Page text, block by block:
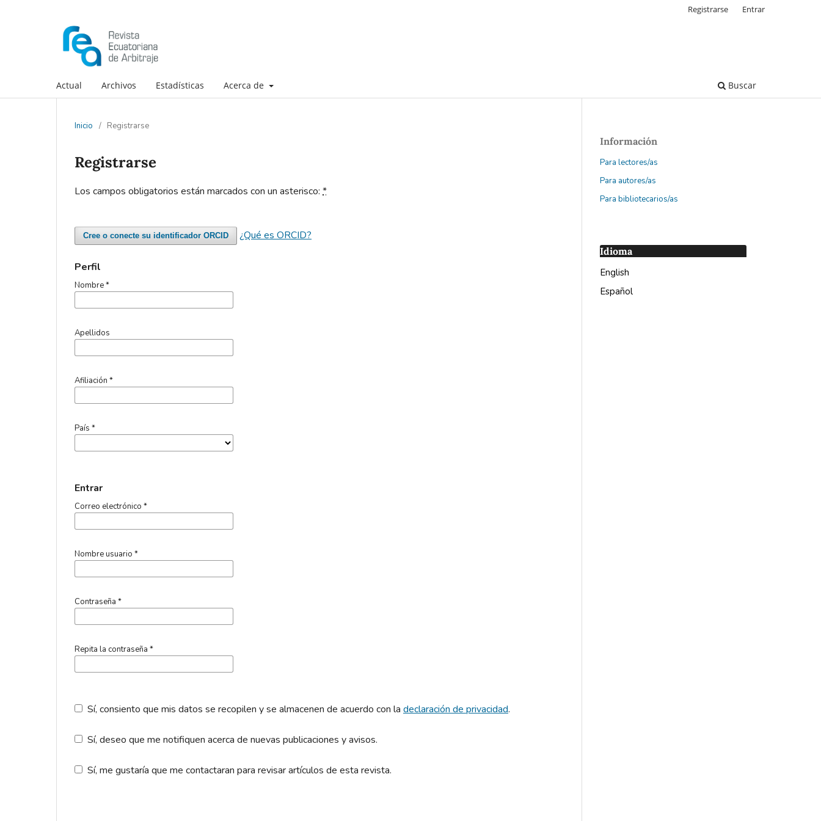
Actual Archivos Estadísticas Acerca de Buscar
Registrarse Entrar
Inicio / Registrarse
Registrarse
Los campos obligatorios están marcados con un asterisco: *
Cree o conecte su identificador ORCID ¿Qué es ORCID?
Perfil
Nombre*
Apellidos
Afiliación *
País *
Entrar
Correo electrónico *
Nombre usuario *
Contraseña *
Repita la contraseña *
Sí, consiento que mis datos se recopilen y se almacenen de acuerdo con la declaración de privacidad.
Sí, deseo que me notifiquen acerca de nuevas publicaciones y avisos.
Sí, me gustaría que me contactaran para revisar artículos de esta revista.
Información
Para lectores/as
Para autores/as
Para bibliotecarios/as
Idioma
English
Español